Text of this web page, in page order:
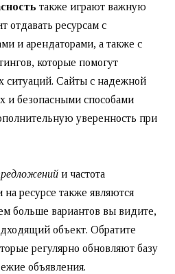
также играют важную
отдавать ресурсам с
и арендаторами, а также с
которые помогут
ситуаций. Сайты с надежной
и безопасными способами
уверенность при
и частота
ресурсе также являются
больше вариантов вы видите,
объект. Обратите
регулярно обновляют базу
объявления.